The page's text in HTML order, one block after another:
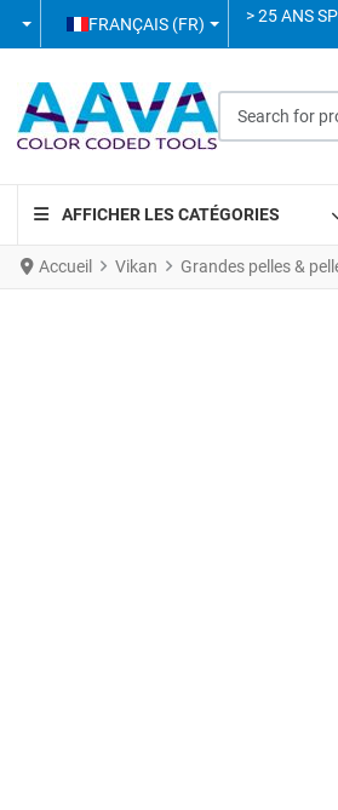
SÉLECTIONNEZ VOTRE LANGUE
FRANÇAIS (FR) > 25 ANS
AFFICHER LES CATÉGORIES
Accueil Vikan Grandes pelles &